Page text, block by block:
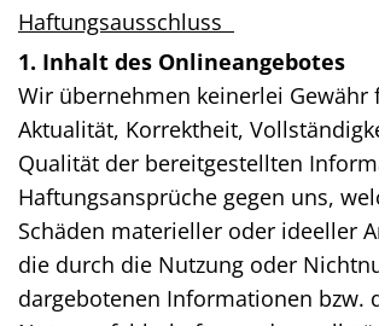
Haftungsausschluss
1. Inhalt des Onlineangebotes
Wir übernehmen keinerlei Gewähr
Aktualität, Korrektheit,
Qualität der bereitgestellten
Haftungsansprüche gegen uns,
Schäden materieller oder ideeller
die durch die Nutzung oder
dargebotenen Informationen bzw.